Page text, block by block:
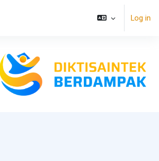
Log in